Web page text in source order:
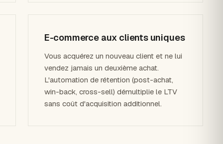
E-commerce aux clients uniques
Vous acquérez un nouveau client et ne lui
vendez jamais un deuxième achat.
L'automation de rétention (post-achat,
win-back, cross-sell) démultiplie le LTV
sans coût d'acquisition additionnel.